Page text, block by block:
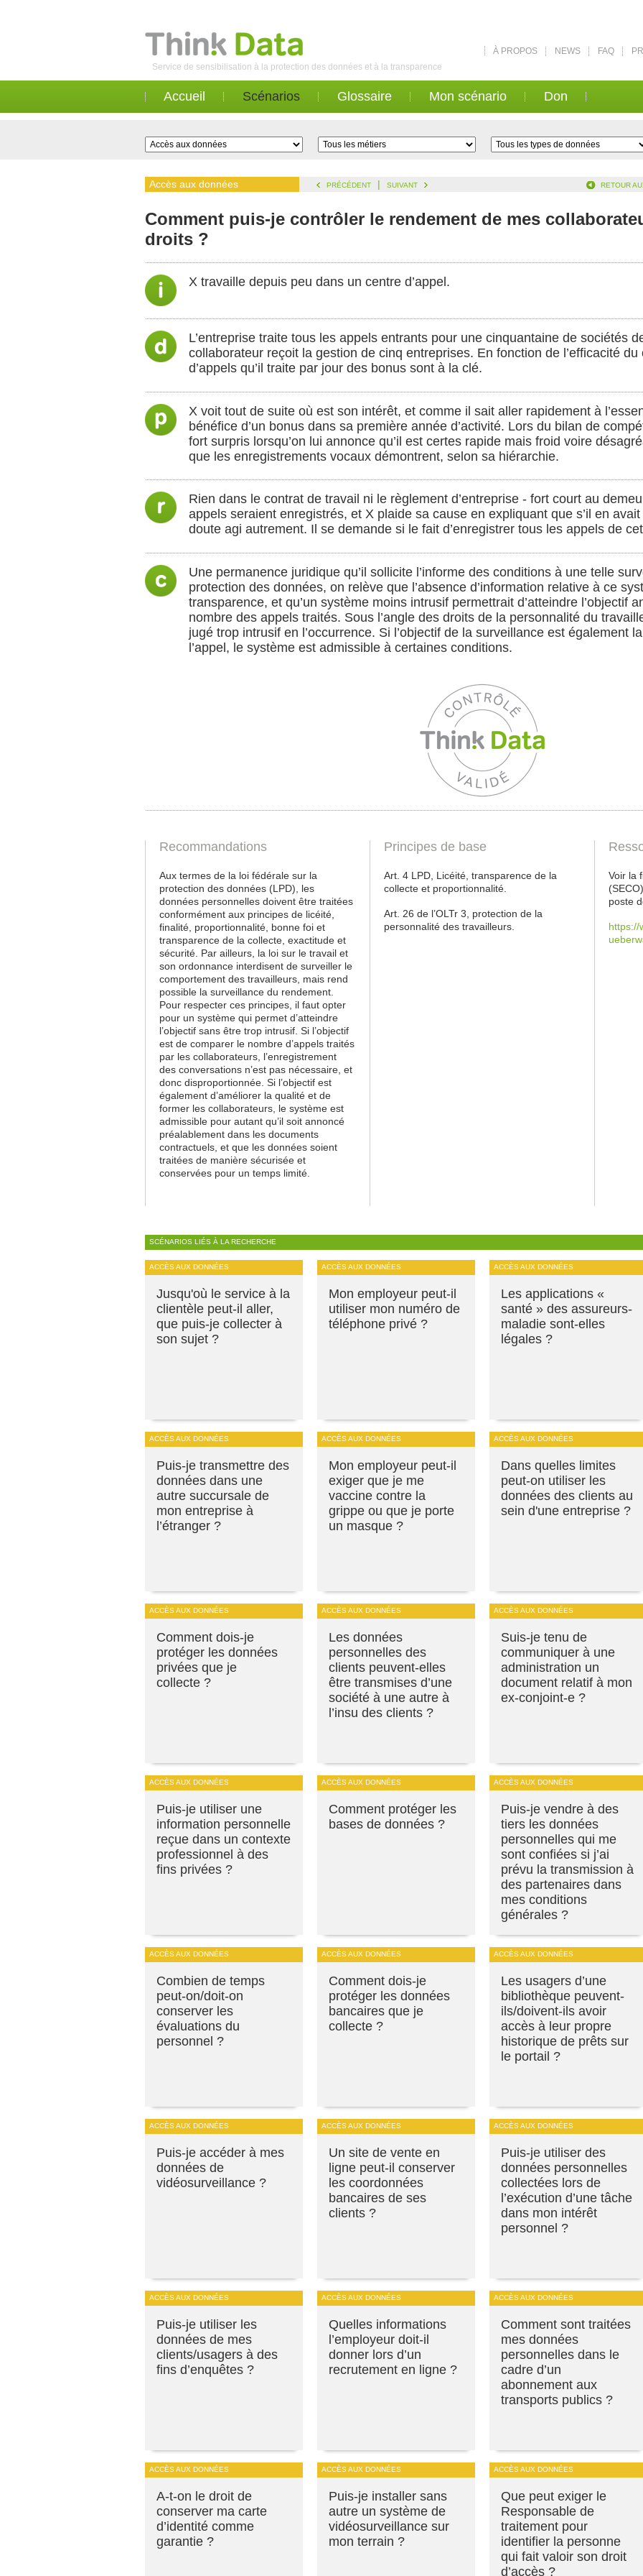
Service de sensibilisation à la protection des données et à la transparence
À PROPOS NEWS FAQ
Accueil Scénarios Glossaire Mon scénario Don
Accès aux données PRÉCÉDENT | SUIVANT RETOUR
Comment puis-je contrôler le rendement de mes
droits ?
X travaille depuis peu dans un centre d’appel.
L’entreprise traite tous les appels entrants pour une cinquantaine de sociétés
collaborateur reçoit la gestion de cinq entreprises. En fonction de l’efficacité
d’appels qu’il traite par jour des bonus sont à la clé.
X voit tout de suite où est son intérêt, et comme il sait aller rapidement à
bénéfice d’un bonus dans sa première année d’activité. Lors du bilan de
fort surpris lorsqu’on lui annonce qu’il est certes rapide mais froid voire
que les enregistrements vocaux démontrent, selon sa hiérarchie.
Rien dans le contrat de travail ni le règlement d’entreprise - fort court au
appels seraient enregistrés, et X plaide sa cause en expliquant que s’il en
doute agi autrement. Il se demande si le fait d’enregistrer tous les appels de
Une permanence juridique qu’il sollicite l’informe des conditions à une telle
protection des données, on relève que l’absence d’information relative à ce
transparence, et qu’un système moins intrusif permettrait d’atteindre l’objectif
nombre des appels traités. Sous l’angle des droits de la personnalité du
jugé trop intrusif en l’occurrence. Si l’objectif de la surveillance est également
l’appel, le système est admissible à certaines conditions.
Recommandations
Aux termes de la loi fédérale sur la
protection des données (LPD), les
données personnelles doivent être traitées
conformément aux principes de licéité,
finalité, proportionnalité, bonne foi et
transparence de la collecte, exactitude et
sécurité. Par ailleurs, la loi sur le travail et
son ordonnance interdisent de surveiller le
comportement des travailleurs, mais rend
possible la surveillance du rendement.
Pour respecter ces principes, il faut opter
pour un système qui permet d’atteindre
l’objectif sans être trop intrusif. Si l’objectif
est de comparer le nombre d’appels traités
par les collaborateurs, l’enregistrement
des conversations n’est pas nécessaire, et
donc disproportionnée. Si l’objectif est
également d’améliorer la qualité et de
former les collaborateurs, le système est
admissible pour autant qu’il soit annoncé
préalablement dans les documents
contractuels, et que les données soient
traitées de manière sécurisée et
conservées pour un temps limité.
Principes de base
Art. 4 LPD, Licéité, transparence de la
collecte et proportionnalité.
Art. 26 de l’OLTr 3, protection de la
personnalité des travailleurs.
Voir la
poste
https://
SCÉNARIOS LIÉS À LA RECHERCHE
ACCÈS AUX DONNÉES
Jusqu'où le service à la
clientèle peut-il aller,
que puis-je collecter à
son sujet ?
ACCÈS AUX DONNÉES
Mon employeur peut-il
utiliser mon numéro de
téléphone privé ?
ACCÈS AUX DONNÉES
Les applications «
santé » des assureurs-
maladie sont-elles
légales ?
ACCÈS AUX DONNÉES
Puis-je transmettre des
données dans une
autre succursale de
mon entreprise à
l’étranger ?
ACCÈS AUX DONNÉES
Mon employeur peut-il
exiger que je me
vaccine contre la
grippe ou que je porte
un masque ?
ACCÈS AUX DONNÉES
Dans quelles limites
peut-on utiliser les
données des clients au
sein d'une entreprise ?
ACCÈS AUX DONNÉES
Comment dois-je
protéger les données
privées que je
collecte ?
ACCÈS AUX DONNÉES
Les données
personnelles des
clients peuvent-elles
être transmises d’une
société à une autre à
l’insu des clients ?
ACCÈS AUX DONNÉES
Suis-je tenu de
communiquer à une
administration un
document relatif à mon
ex-conjoint-e ?
ACCÈS AUX DONNÉES
Puis-je utiliser une
information personnelle
reçue dans un contexte
professionnel à des
fins privées ?
ACCÈS AUX DONNÉES
Comment protéger les
bases de données ?
ACCÈS AUX DONNÉES
Puis-je vendre à des
tiers les données
personnelles qui me
sont confiées si j’ai
prévu la transmission à
des partenaires dans
mes conditions
générales ?
ACCÈS AUX DONNÉES
Combien de temps
peut-on/doit-on
conserver les
évaluations du
personnel ?
ACCÈS AUX DONNÉES
Comment dois-je
protéger les données
bancaires que je
collecte ?
ACCÈS AUX DONNÉES
Les usagers d’une
bibliothèque peuvent-
ils/doivent-ils avoir
accès à leur propre
historique de prêts sur
le portail ?
ACCÈS AUX DONNÉES
Puis-je accéder à mes
données de
vidéosurveillance ?
ACCÈS AUX DONNÉES
Un site de vente en
ligne peut-il conserver
les coordonnées
bancaires de ses
clients ?
ACCÈS AUX DONNÉES
Puis-je utiliser des
données personnelles
collectées lors de
l’exécution d’une tâche
dans mon intérêt
personnel ?
ACCÈS AUX DONNÉES
Puis-je utiliser les
données de mes
clients/usagers à des
fins d’enquêtes ?
ACCÈS AUX DONNÉES
Quelles informations
l’employeur doit-il
donner lors d’un
recrutement en ligne ?
ACCÈS AUX DONNÉES
Comment sont traitées
mes données
personnelles dans le
cadre d’un
abonnement aux
transports publics ?
ACCÈS AUX DONNÉES
A-t-on le droit de
conserver ma carte
d’identité comme
garantie ?
ACCÈS AUX DONNÉES
Puis-je installer sans
autre un système de
vidéosurveillance sur
mon terrain ?
ACCÈS AUX DONNÉES
Que peut exiger le
Responsable de
traitement pour
identifier la personne
qui fait valoir son droit
d’accès ?